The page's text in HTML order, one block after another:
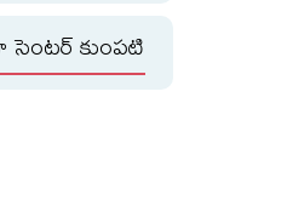
సెంటర్‌ కుంపటి